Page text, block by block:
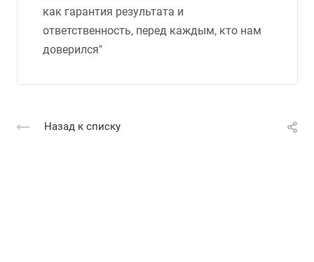
как гарантия результата и
ответственность, перед каждым, кто нам
доверился"
Назад к списку